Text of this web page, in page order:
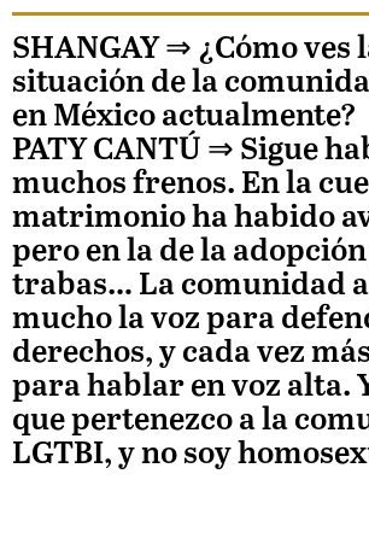
SHANGAY ⇒ ¿Cómo ves
situación de la
en México actualmente?
PATY CANTÚ ⇒ Sigue
muchos frenos. En la
matrimonio ha habido
pero en la de la
trabas… La comunidad
mucho la voz para
derechos, y cada vez
para hablar en voz alta.
que pertenezco a la
LGTBI, y no soy